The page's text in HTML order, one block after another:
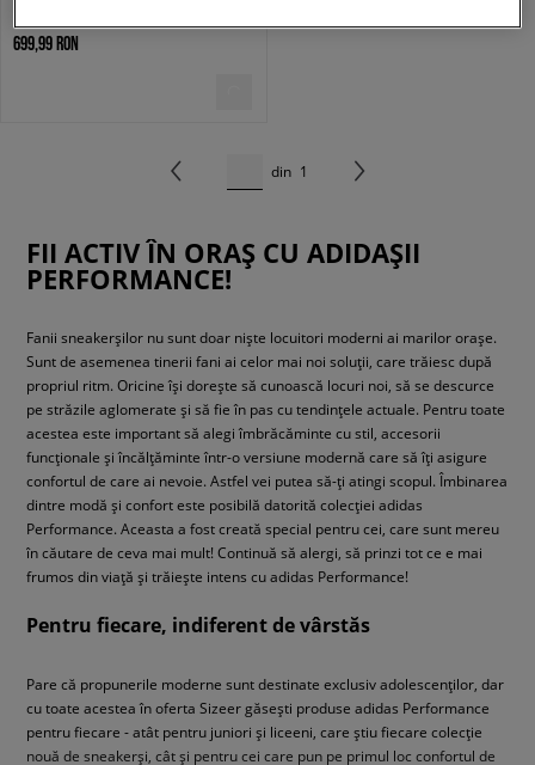
699,99 RON
din 1
FII ACTIV ÎN ORAȘ CU ADIDAȘII
PERFORMANCE!
Fanii sneakerșilor nu sunt doar niște locuitori moderni ai marilor orașe.
Sunt de asemenea tinerii fani ai celor mai noi soluții, care trăiesc după
propriul ritm. Oricine își dorește să cunoască locuri noi, să se descurce
pe străzile aglomerate și să fie în pas cu tendințele actuale. Pentru toate
acestea este important să alegi îmbrăcăminte cu stil, accesorii
funcționale și încălțăminte într-o versiune modernă care să îți asigure
confortul de care ai nevoie. Astfel vei putea să-ți atingi scopul. Îmbinarea
dintre modă și confort este posibilă datorită colecției adidas
Performance. Aceasta a fost creată special pentru cei, care sunt mereu
în căutare de ceva mai mult! Continuă să alergi, să prinzi tot ce e mai
frumos din viață și trăiește intens cu adidas Performance!
Pentru fiecare, indiferent de vârstăs
Pare că propunerile moderne sunt destinate exclusiv adolescenților, dar
cu toate acestea în oferta Sizeer găsești produse adidas Performance
pentru fiecare - atât pentru juniori și liceeni, care știu fiecare colecție
nouă de sneakerși, cât și pentru cei care pun pe primul loc confortul de